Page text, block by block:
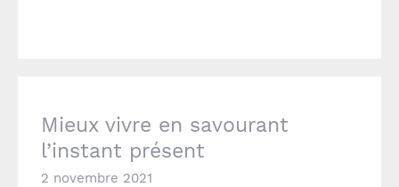
Mieux vivre en savourant
l’instant présent
2 novembre 2021
JV COACHING
4 rue de la Brèche aux Loups